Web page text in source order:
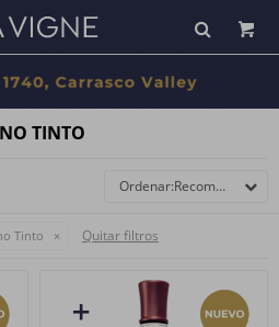
TINTO
Recomendados
Tinto Quitar filtros